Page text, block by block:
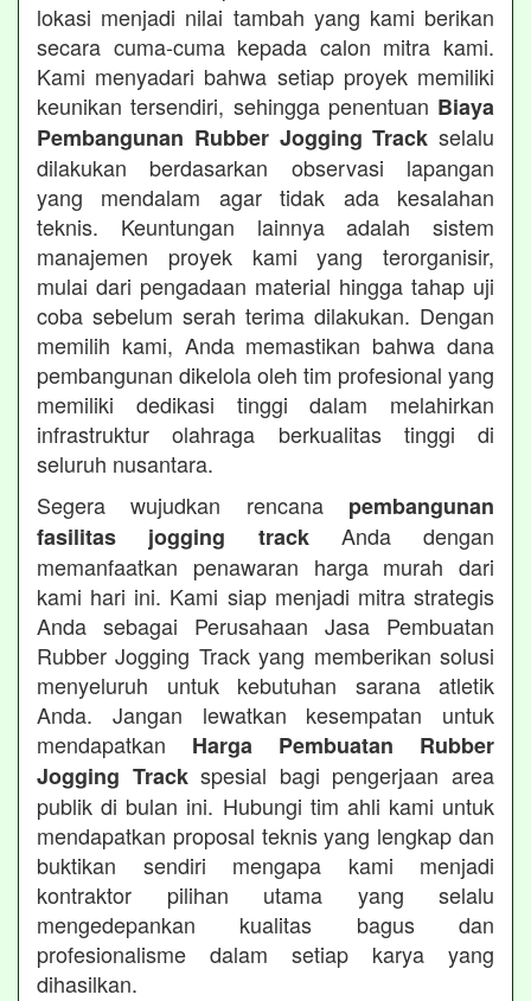
lokasi menjadi nilai tambah yang kami berikan
secara cuma-cuma kepada calon mitra kami.
Kami menyadari bahwa setiap proyek memiliki
keunikan tersendiri, sehingga penentuan Biaya
Pembangunan Rubber Jogging Track selalu
dilakukan berdasarkan observasi lapangan
yang mendalam agar tidak ada kesalahan
teknis. Keuntungan lainnya adalah sistem
manajemen proyek kami yang terorganisir,
mulai dari pengadaan material hingga tahap uji
coba sebelum serah terima dilakukan. Dengan
memilih kami, Anda memastikan bahwa dana
pembangunan dikelola oleh tim profesional yang
memiliki dedikasi tinggi dalam melahirkan
infrastruktur olahraga berkualitas tinggi di
seluruh nusantara.
Segera wujudkan rencana pembangunan
fasilitas jogging trackAnda dengan
memanfaatkan penawaran harga murah dari
kami hari ini. Kami siap menjadi mitra strategis
Anda sebagai Perusahaan Jasa Pembuatan
Rubber Jogging Track yang memberikan solusi
menyeluruh untuk kebutuhan sarana atletik
Anda. Jangan lewatkan kesempatan untuk
mendapatkan Harga Pembuatan Rubber
Jogging Trackspesial bagi pengerjaan area
publik di bulan ini. Hubungi tim ahli kami untuk
mendapatkan proposal teknis yang lengkap dan
buktikan sendiri mengapa kami menjadi
kontraktor pilihan utama yang selalu
mengedepankan kualitas bagus dan
profesionalisme dalam setiap karya yang
dihasilkan.